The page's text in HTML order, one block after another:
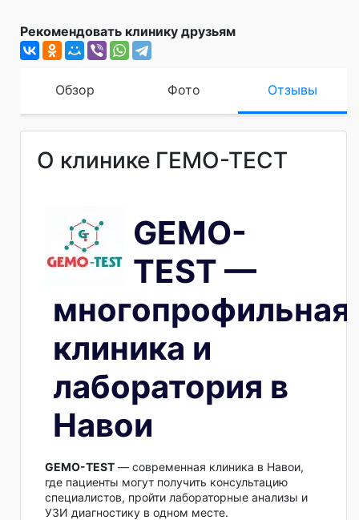
Рекомендовать клинику друзьям
Обзор Фото Отзывы
О клинике ГЕМО-ТЕСТ
GEMO-
TEST —
многопрофильная
клиника и
лаборатория в
Навои
GEMO-TEST — современная клиника в Навои,
где пациенты могут получить консультацию
специалистов, пройти лабораторные анализы и
УЗИ диагностику в одном месте.